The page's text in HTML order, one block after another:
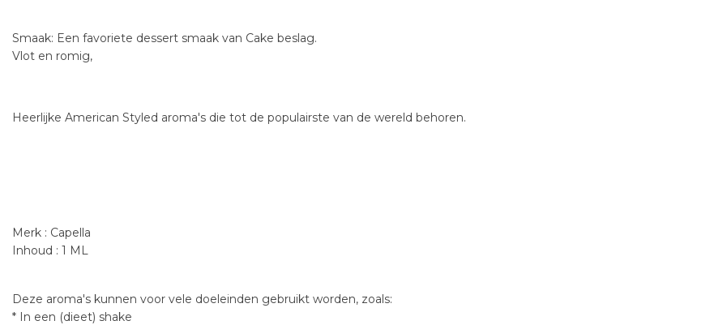
Smaak: Een favoriete dessert smaak van Cake beslag.
Vlot en romig,
Heerlijke American Styled aroma's die tot de populairste van de wereld behoren.
Merk : Capella
Inhoud : 1 ML
Deze aroma's kunnen voor vele doeleinden gebruikt worden, zoals:
* In een (dieet) shake